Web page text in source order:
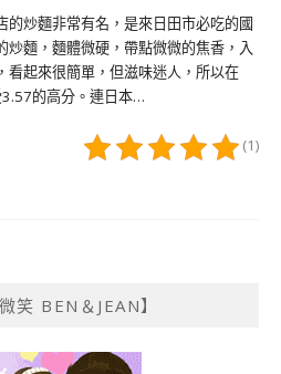
的炒麵非常有名，是來日田市必吃的國
炒麵，麵體微硬，帶點微微的焦香，入
看起來很簡單，但滋味迷人，所以在
的高分。連日本…
(1)
笑 BEN＆JEAN】